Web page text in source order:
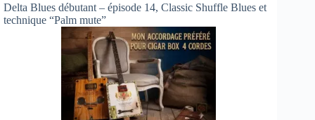
Delta Blues débutant – épisode 14, Classic Shuffle Blues et
technique “Palm mute”